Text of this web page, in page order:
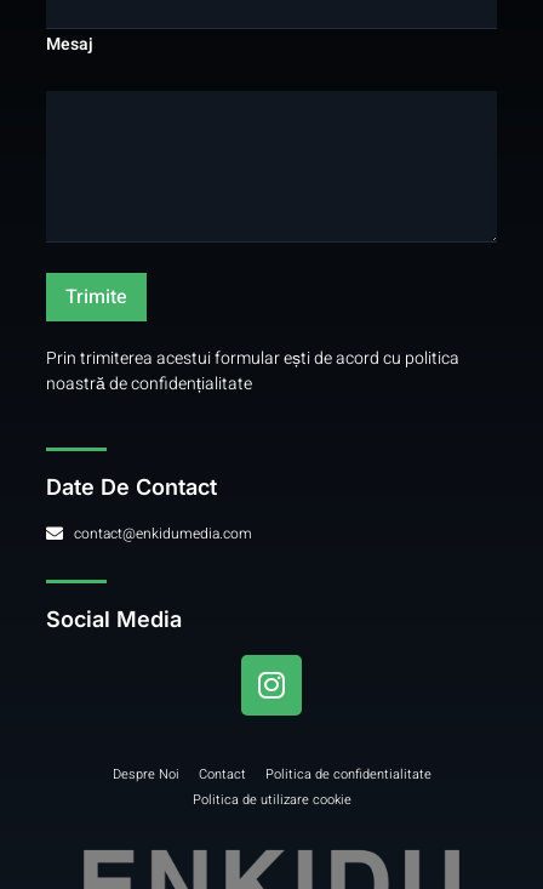
Mesaj
Prin trimiterea acestui formular ești de acord cu politica
noastră de confidențialitate
Date De Contact
contact@enkidumedia.com
Social Media
Despre Noi Contact
Politica de confidentialitate
Politica de utilizare cookie